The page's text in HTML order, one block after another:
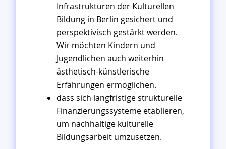
Infrastrukturen der Kulturellen
Bildung in Berlin gesichert und
perspektivisch gestärkt werden.
Wir möchten Kindern und
Jugendlichen auch weiterhin
ästhetisch-künstlerische
Erfahrungen ermöglichen.
dass sich langfristige strukturelle
Finanzierungssysteme etablieren,
um nachhaltige kulturelle
Bildungsarbeit umzusetzen.